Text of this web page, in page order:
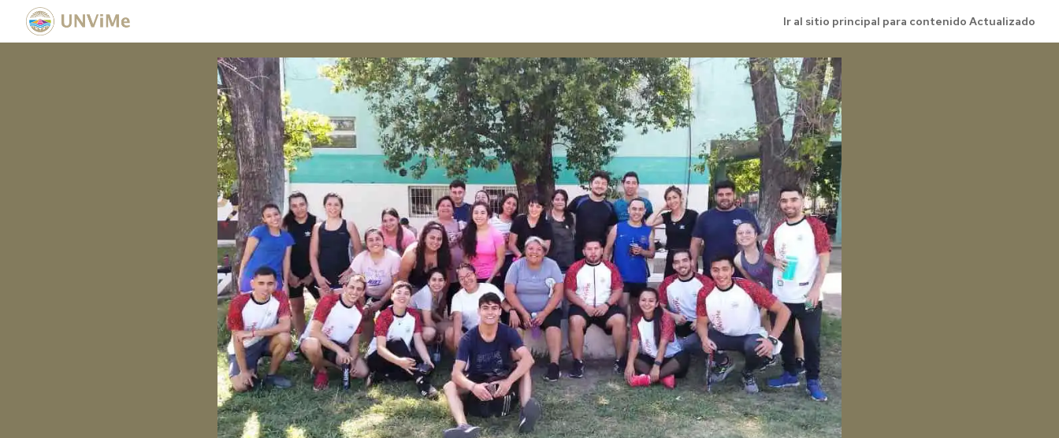
Ir al sitio principal para contenido Actualizado